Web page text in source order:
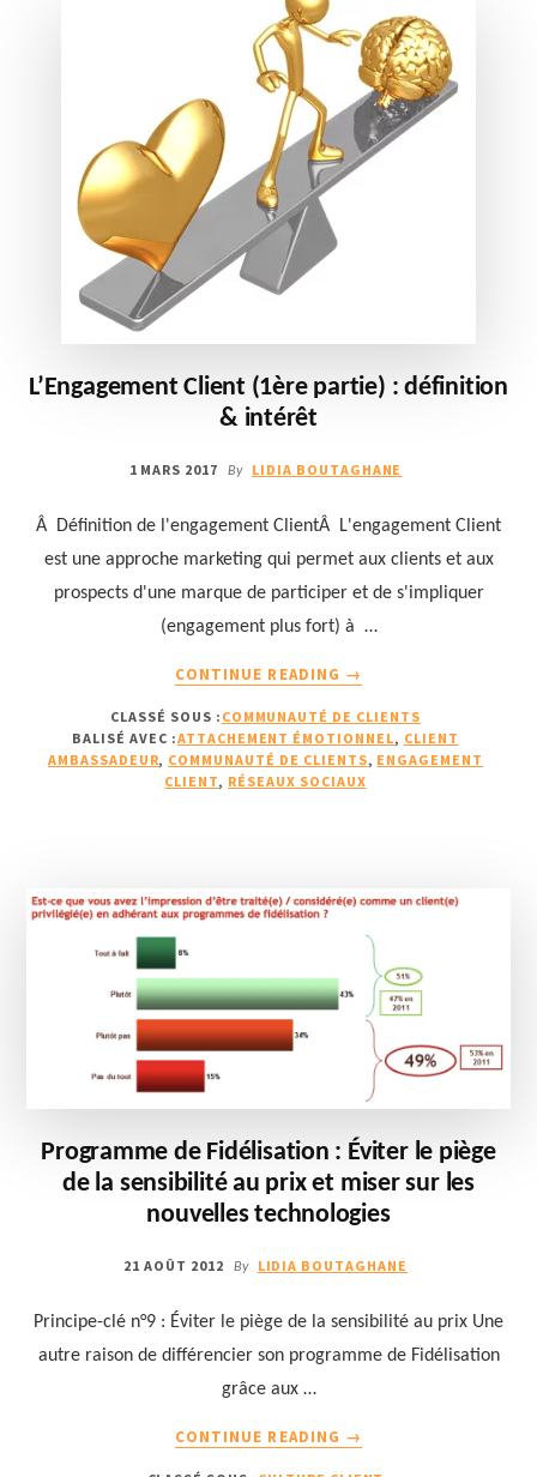
L’Engagement Client (1ère partie) : définition
& intérêt
1 MARS 2017 By LIDIA BOUTAGHANE
Â Définition de l'engagement ClientÂ L'engagement Client
est une approche marketing qui permet aux clients et aux
prospects d'une marque de participer et de s'impliquer
(engagement plus fort) à …
CONTINUE READING
CLIENT
(1ÈRE
PARTIE)
→
CLASSÉ SOUS : COMMUNAUTÉ DE CLIENTS
BALISÉ AVEC :ATTACHEMENT ÉMOTIONNEL, CLIENT
AMBASSADEUR, COMMUNAUTÉ DE CLIENTS, ENGAGEMENT
CLIENT, RÉSEAUX SOCIAUX
Programme de Fidélisation : Éviter le piège
de la sensibilité au prix et miser sur les
nouvelles technologies
21 AOÛT 2012 By LIDIA BOUTAGHANE
Principe-clé n°9 : Éviter le piège de la sensibilité au prix Une
autre raison de différencier son programme de Fidélisation
grâce aux …
CONTINUE READING →